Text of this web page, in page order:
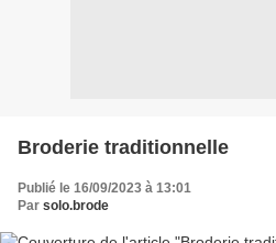
Broderie traditionnelle
Publié le 16/09/2023 à 13:01
Par solo.brode